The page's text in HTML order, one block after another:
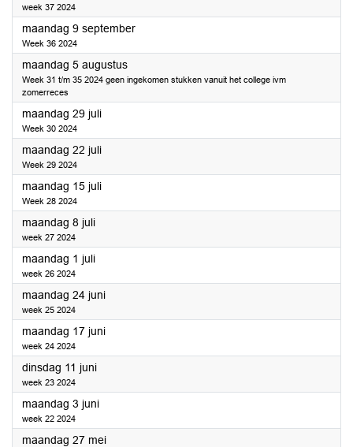
week 37 2024
maandag 9 september2024
Week 36 2024
maandag 5 augustus2024
Week 31 t/m 35 2024 geen ingekomen stukken vanuit het college ivm
zomerreces
maandag 29 juli2024
Week 30 2024
maandag 22 juli2024
Week 29 2024
maandag 15 juli2024
Week 28 2024
maandag 8 juli2024
week 27 2024
maandag 1 juli2024
week 26 2024
maandag 24 juni2024
week 25 2024
maandag 17 juni2024
week 24 2024
dinsdag 11 juni2024
week 23 2024
maandag 3 juni2024
week 22 2024
maandag 27 mei2024